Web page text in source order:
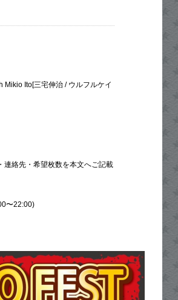
Mikio Ito[三宅伸治 / ウルフルケイ
連絡先・希望枚数を本文へご記載
〜22:00)